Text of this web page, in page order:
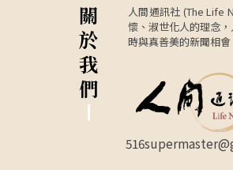
關
於
我
們
人間通訊社 (The Life
懷、淑世化人的理念
時與真善美的新聞相